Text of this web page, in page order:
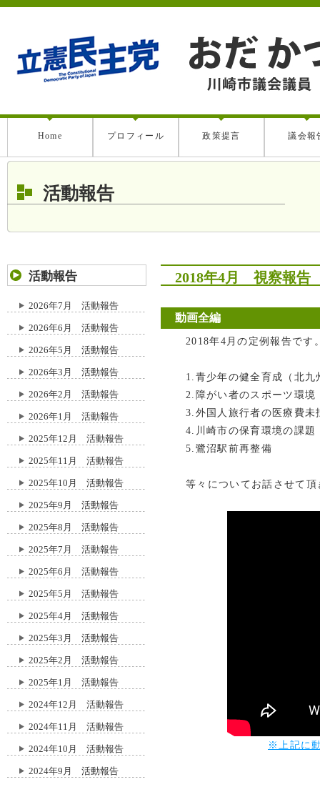
Home プロフィール 政策提言 議会報
活動報告
活動報告
2026年7月 活動報告
2026年6月 活動報告
2026年5月 活動報告
2026年3月 活動報告
2026年2月 活動報告
2026年1月 活動報告
2025年12月 活動報告
2025年11月 活動報告
2025年10月 活動報告
2025年9月 活動報告
2025年8月 活動報告
2025年7月 活動報告
2025年6月 活動報告
2025年5月 活動報告
2025年4月 活動報告
2025年3月 活動報告
2025年2月 活動報告
2025年1月 活動報告
2024年12月 活動報告
2024年11月 活動報告
2024年10月 活動報告
2024年9月 活動報告
2018年4月 視察報告
動画全編
2018年4月の定例報告です
1.青少年の健全育成（北九
2.障がい者のスポーツ環
3.外国人旅行者の医療費未
4.川崎市の保育環境の課題
5.鷺沼駅前再整備
等々についてお話させて頂
※上記に